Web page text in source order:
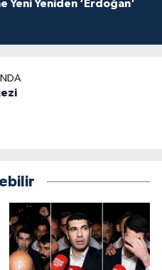
Yeni Yeniden ‘Erdoğan'